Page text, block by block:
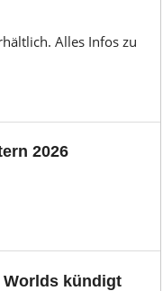
Alles Infos zu
2026
Worlds kündigt